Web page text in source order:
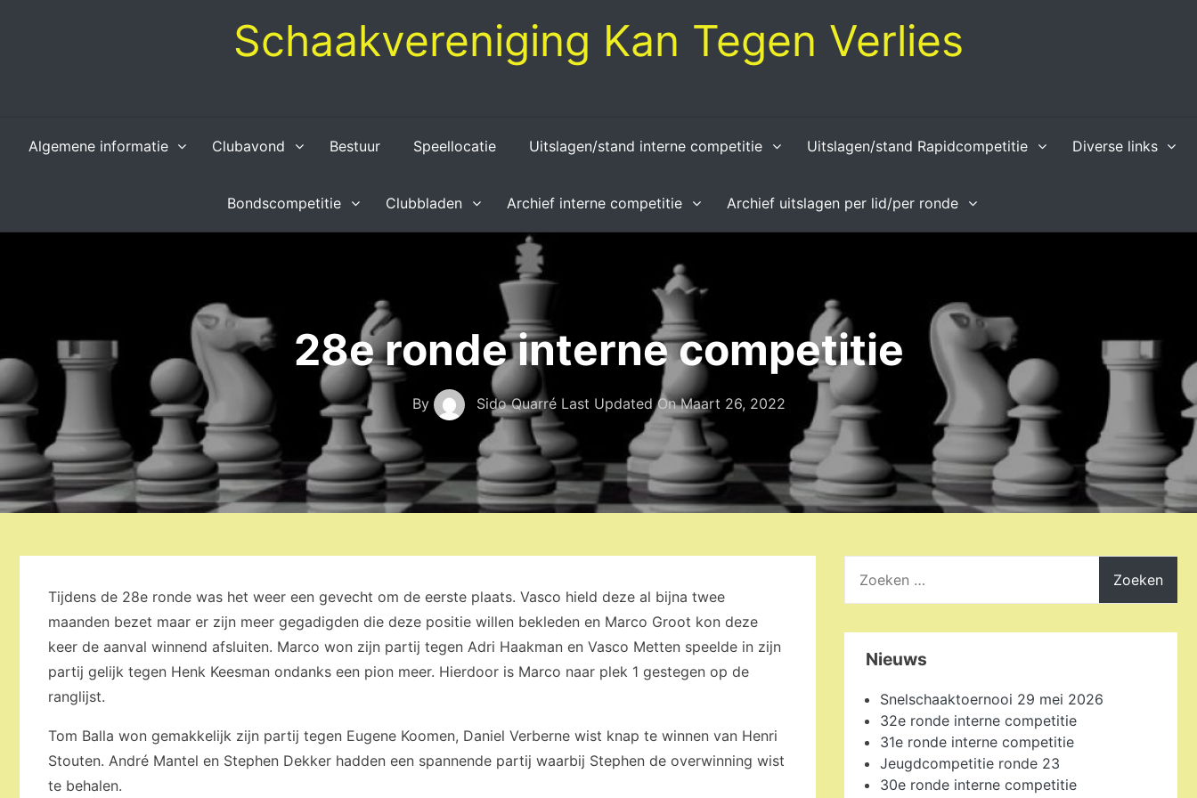
Schaakvereniging Kan Tegen Verlies
Algemene informatie Clubavond Bestuur Speellocatie Uitslagen/stand interne competitie Uitslagen/stand Rapidcompetitie Diverse links
Bondscompetitie Clubbladen Archief interne competitie Archief uitslagen per lid/per ronde
28e ronde interne competitie
By Sido Quarré Last Updated OnMaart 26, 2022
Tijdens de 28e ronde was het weer een gevecht om de eerste plaats. Vasco hield deze al bijna twee
maanden bezet maar er zijn meer gegadigden die deze positie willen bekleden en Marco Groot kon deze
keer de aanval winnend afsluiten. Marco won zijn partij tegen Adri Haakman en Vasco Metten speelde in zijn
partij gelijk tegen Henk Keesman ondanks een pion meer. Hierdoor is Marco naar plek 1 gestegen op de
ranglijst.
Tom Balla won gemakkelijk zijn partij tegen Eugene Koomen, Daniel Verberne wist knap te winnen van Henri
Stouten. André Mantel en Stephen Dekker hadden een spannende partij waarbij Stephen de overwinning wist
te behalen.
naar:
Nieuws
Snelschaaktoernooi 29 mei 2026
32e ronde interne competitie
31e ronde interne competitie
Jeugdcompetitie ronde 23
30e ronde interne competitie